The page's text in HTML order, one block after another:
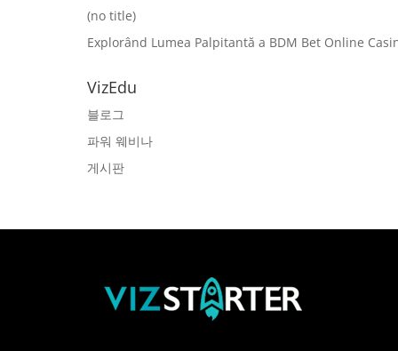
(no title)
Explorând Lumea Palpitantă a BDM Bet Online
VizEdu
블로그
파워 웨비나
게시판